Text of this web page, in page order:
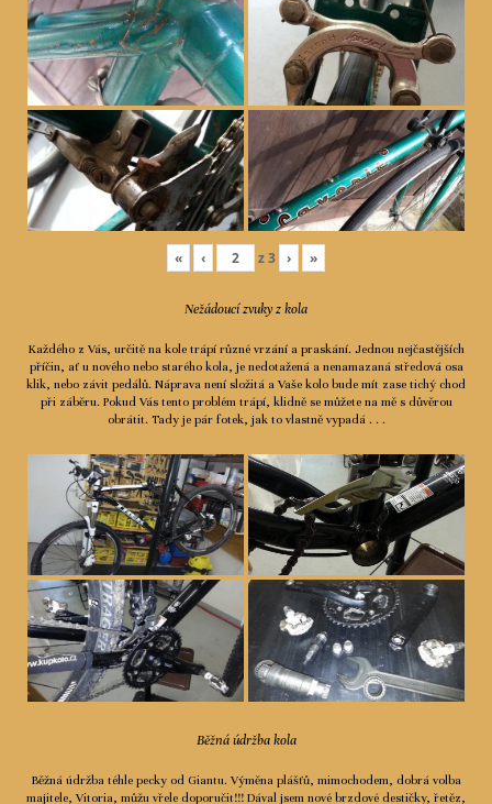
« ‹ z3 › »
Nežádoucí zvuky z kola
Každého z Vás, určitě na kole trápí různé vrzání a praskání. Jednou nejčastějších
příčin, ať u nového nebo starého kola, je nedotažená a nenamazaná středová osa
klik, nebo závit pedálů. Náprava není složitá a Vaše kolo bude mít zase tichý chod
při záběru. Pokud Vás tento problém trápí, klidně se můžete na mě s důvěrou
obrátit. Tady je pár fotek, jak to vlastně vypadá . . .
Běžná údržba kola
Běžná údržba téhle pecky od Giantu. Výměna plášťů, mimochodem, dobrá volba
majitele, Vitoria, můžu vřele doporučit!!! Dával jsem nové brzdové destičky, řetěz,